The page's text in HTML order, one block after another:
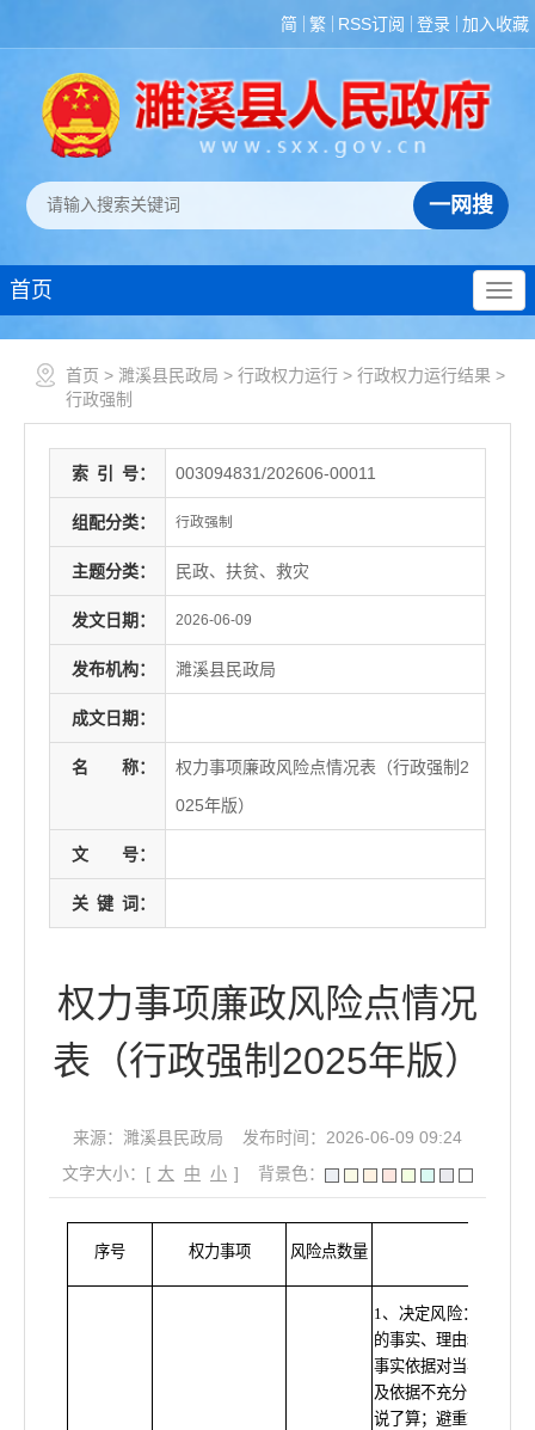
简 繁 RSS订阅 登录 加入收藏
首页
首页 > 濉溪县民政局 > 行政权力运行 > 行政权力运行结果 >
行政强制
索 引 号： 003094831/202606-00011
组配分类： 行政强制
主题分类： 民政、扶贫、救灾
发文日期： 2026-06-09
发布机构： 濉溪县民政局
成文日期：
名 称：
权力事项廉政风险点情况表（行政强制2
025年版）
文 号：
关 键 词：
权力事项廉政风险点情况
表（行政强制2025年版）
来源：濉溪县民政局
发布时间：2026-06-09 09:24
文字大小：[ 大 中 小 ] 背景色：
序号 权力事项 风险点数量
1、决定风险：未听取
的事实、理由和证据
事实依据对当事人作
及依据不充分；该上
说了算；避重就轻适